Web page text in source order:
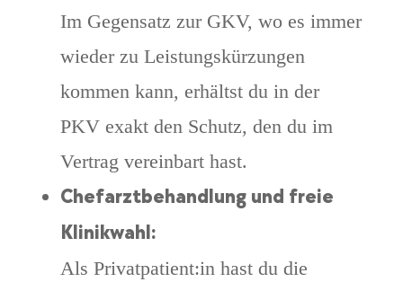
Im Gegensatz zur GKV, wo es immer
wieder zu Leistungskürzungen
kommen kann, erhältst du in der
PKV exakt den Schutz, den du im
Vertrag vereinbart hast.
Chefarztbehandlung und freie
Klinikwahl:
Als Privatpatient:in hast du die